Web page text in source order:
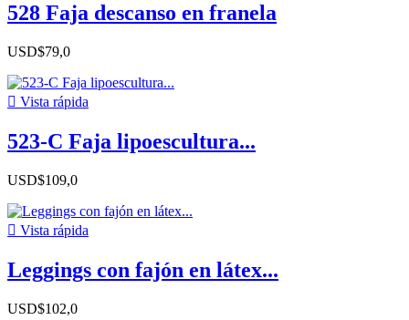
528 Faja descanso en franela
USD$79,0
 Vista rápida
523-C Faja lipoescultura...
USD$109,0
 Vista rápida
Leggings con fajón en látex...
USD$102,0